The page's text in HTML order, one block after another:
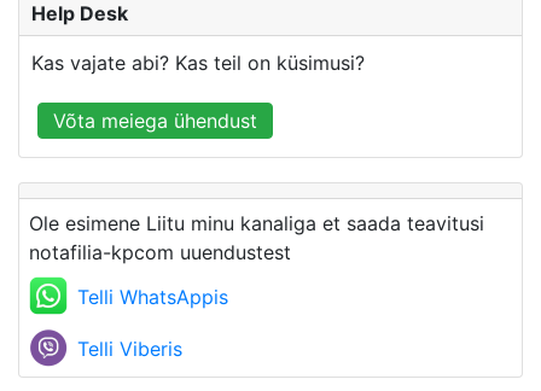
Help Desk
Kas vajate abi? Kas teil on küsimusi?
Võta meiega ühendust
Ole esimene Liitu minu kanaliga et saada teavitusi
notafilia-kpcom uuendustest
Telli WhatsAppis
Telli Viberis